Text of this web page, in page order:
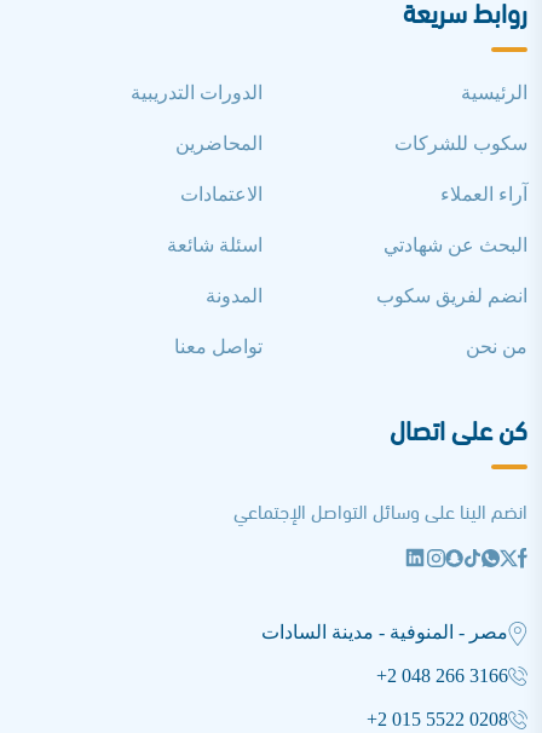
روابط سريعة
الرئيسية الدورات التدريبية
سكوب للشركات المحاضرين
آراء العملاء الاعتمادات
البحث عن شهادتي اسئلة شائعة
انضم لفريق سكوب المدونة
من نحن تواصل معنا
كن على اتصال
انضم الينا على وسائل التواصل الإجتماعي
مصر - المنوفية - مدينة السادات
+2 048 266 3166
+2 015 5522 0208